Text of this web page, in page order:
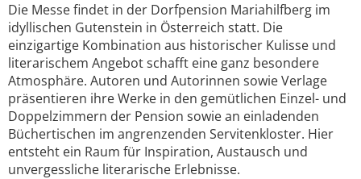
Die Messe findet in der Dorfpension Mariahilfberg im
idyllischen Gutenstein in Österreich statt. Die
einzigartige Kombination aus historischer Kulisse und
literarischem Angebot schafft eine ganz besondere
Atmosphäre. Autoren und Autorinnen sowie Verlage
präsentieren ihre Werke in den gemütlichen Einzel- und
Doppelzimmern der Pension sowie an einladenden
Büchertischen im angrenzenden Servitenkloster. Hier
entsteht ein Raum für Inspiration, Austausch und
unvergessliche literarische Erlebnisse.